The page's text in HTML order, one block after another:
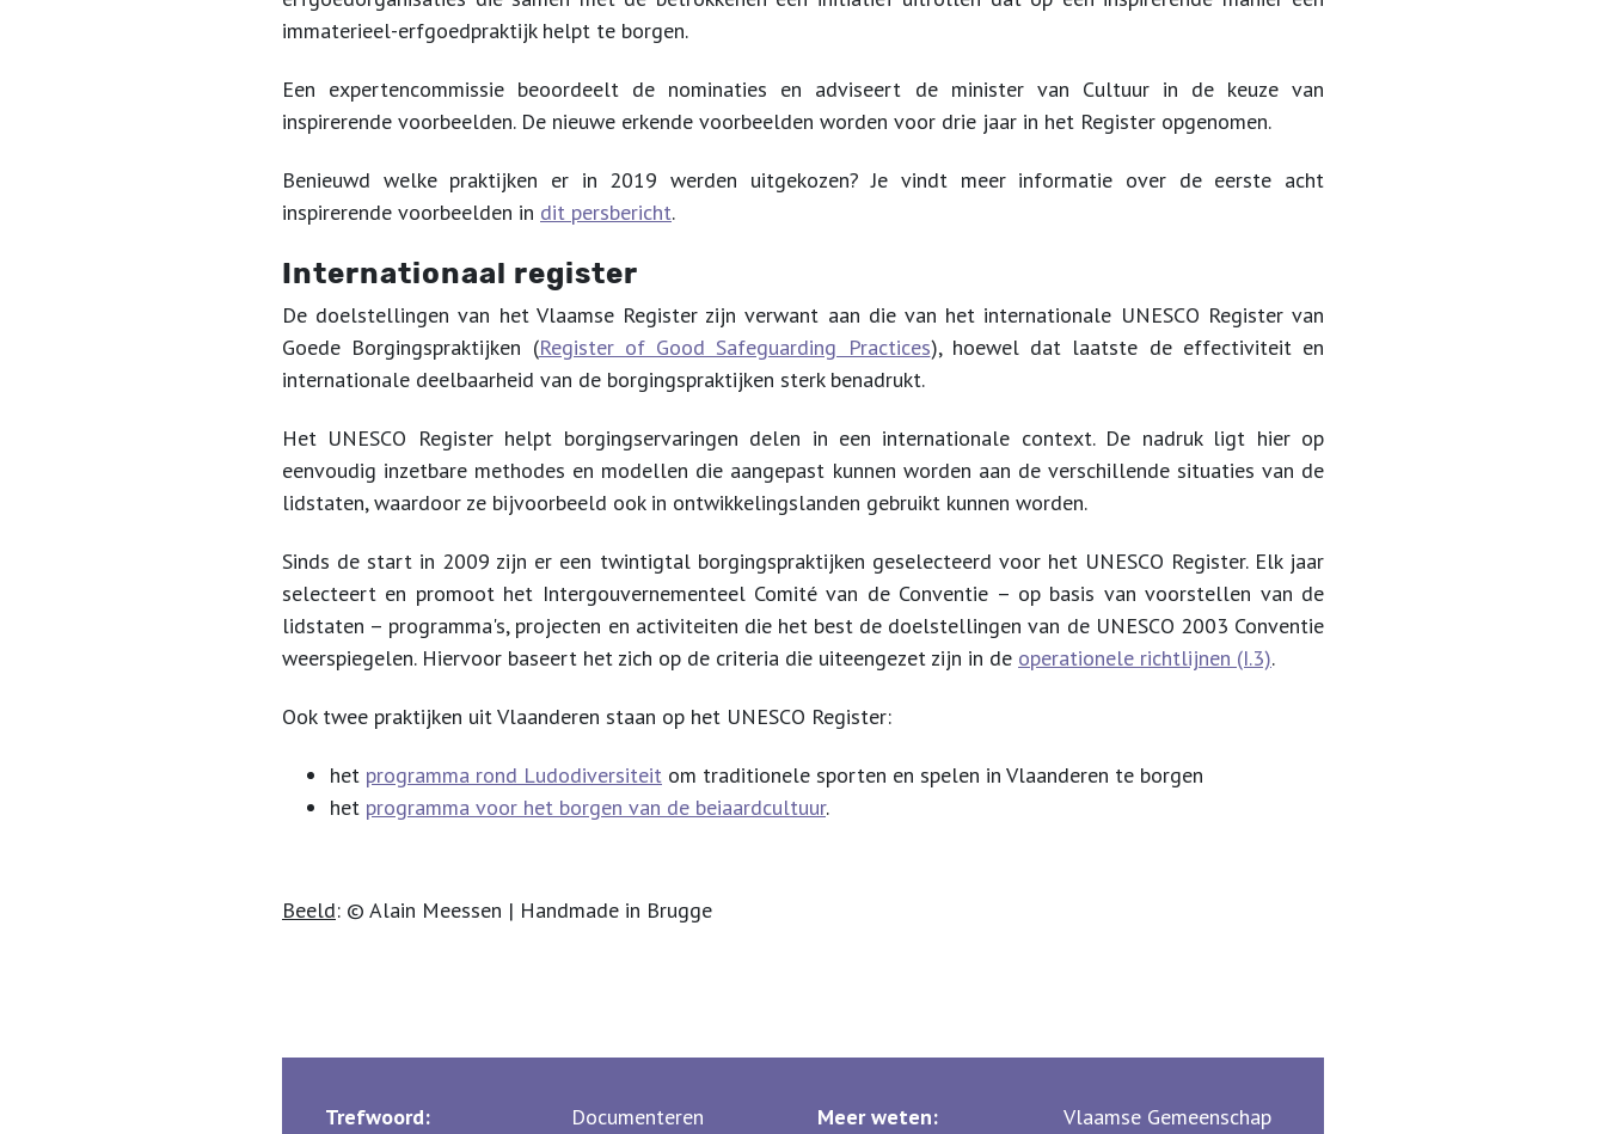
immaterieel-erfgoedpraktijk helpt te borgen.
Een expertencommissie beoordeelt de nominaties en adviseert de minister van Cultuur in de keuze van
inspirerende voorbeelden. De nieuwe erkende voorbeelden worden voor drie jaar in het Register opgenomen.
Benieuwd welke praktijken er in 2019 werden uitgekozen? Je vindt meer informatie over de eerste acht
inspirerende voorbeelden in dit persbericht.
Internationaal register
De doelstellingen van het Vlaamse Register zijn verwant aan die van het internationale UNESCO Register van
Goede Borgingspraktijken (Register of Good Safeguarding Practices), hoewel dat laatste de effectiviteit en
internationale deelbaarheid van de borgingspraktijken sterk benadrukt.
Het UNESCO Register helpt borgingservaringen delen in een internationale context. De nadruk ligt hier op
eenvoudig inzetbare methodes en modellen die aangepast kunnen worden aan de verschillende situaties van de
lidstaten, waardoor ze bijvoorbeeld ook in ontwikkelingslanden gebruikt kunnen worden.
Sinds de start in 2009 zijn er een twintigtal borgingspraktijken geselecteerd voor het UNESCO Register. Elk jaar
selecteert en promoot het Intergouvernementeel Comité van de Conventie – op basis van voorstellen van de
lidstaten – programma's, projecten en activiteiten die het best de doelstellingen van de UNESCO 2003 Conventie
weerspiegelen. Hiervoor baseert het zich op de criteria die uiteengezet zijn in de operationele richtlijnen (I.3).
Ook twee praktijken uit Vlaanderen staan op het UNESCO Register:
het programma rond Ludodiversiteit om traditionele sporten en spelen in Vlaanderen te borgen
het programma voor het borgen van de beiaardcultuur.
Beeld: © Alain Meessen | Handmade in Brugge
Trefwoord:
Documenteren
Meer weten:
Vlaamse Gemeenschap